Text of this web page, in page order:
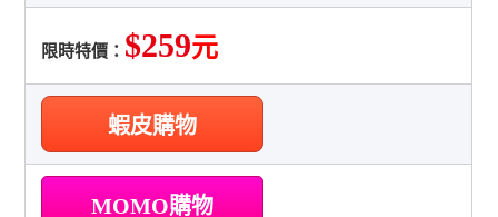
限時特價： $259元
蝦皮購物
MOMO購物